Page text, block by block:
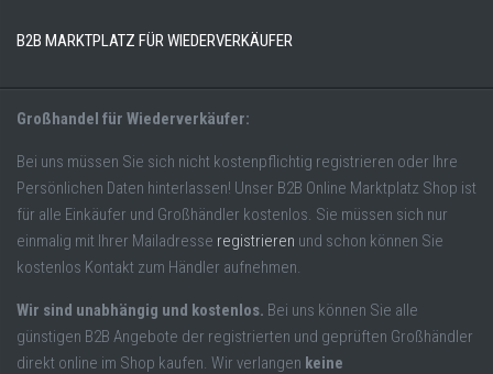
B2B MARKTPLATZ FÜR WIEDERVERKÄUFER
Großhandel für Wiederverkäufer:
Bei uns müssen Sie sich nicht kostenpflichtig registrieren oder Ihre
Persönlichen Daten hinterlassen! Unser B2B Online Marktplatz Shop ist
für alle Einkäufer und Großhändler kostenlos. Sie müssen sich nur
einmalig mit Ihrer Mailadresse registrieren und schon können Sie
kostenlos Kontakt zum Händler aufnehmen.
Wir sind unabhängig und kostenlos. Bei uns können Sie alle
günstigen B2B Angebote der registrierten und geprüften Großhändler
direkt online im Shop kaufen. Wir verlangen keine